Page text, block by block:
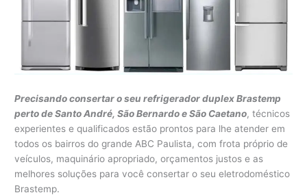
Precisando consertar o seu refrigerador duplex Brastemp
perto de Santo André, São Bernardo e São Caetano, técnicos
experientes e qualificados estão prontos para lhe atender em
todos os bairros do grande ABC Paulista, com frota próprio de
veículos, maquinário apropriado, orçamentos justos e as
melhores soluções para você consertar o seu eletrodoméstico
Brastemp.